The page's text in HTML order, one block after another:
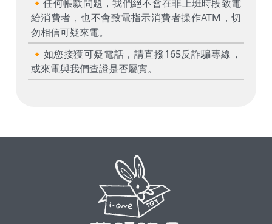
🔸任何帳款問題，我們絕不會在非上班時段致電
給消費者，也不會致電指示消費者操作ATM，切
勿相信可疑來電。
🔸如您接獲可疑電話，請直撥165反詐騙專線，
或來電與我們查證是否屬實。